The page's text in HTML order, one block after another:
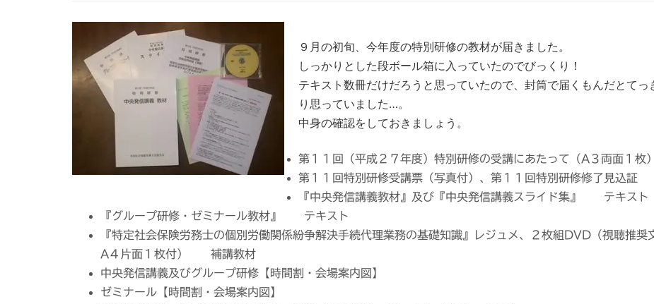
９月の初旬、今年度の特別研修の教材が届きました。
しっかりとした段ボール箱に入っていたのでびっくり！
テキスト数冊だけだろうと思っていたので、封筒で届くもんだとてっ
り思っていました…。
中身の確認をしておきましょう。
第１１回（平成２７年度）特別研修の受講にあたって（A３両面１枚）
第１１回特別研修受講票（写真付）、第１１回特別研修修了見込証
『中央発信講義教材』及び『中央発信講義スライド集』 テキスト
『グループ研修・ゼミナール教材』 テキスト
『特定社会保険労務士の個別労働関係紛争解決手続代理業務の基礎知識』レジュメ、２枚組DVD（視聴推奨
A４片面１枚付） 補講教材
中央発信講義及びグループ研修【時間割・会場案内図】
ゼミナール【時間割・会場案内図】